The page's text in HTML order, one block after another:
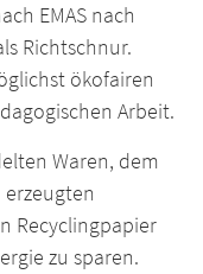
EMAS nach
Richtschnur.
ökofairen
Arbeit.
Waren, dem
Recyclingpapier
zu sparen.